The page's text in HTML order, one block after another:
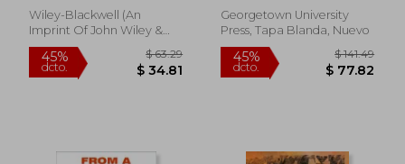
Wiley-Blackwell (an
Imprint Of John Wiley &
Sons Ltd), Tapa Blanda,
Nuevo
Georgetown University
Press, Tapa Blanda, Nuevo